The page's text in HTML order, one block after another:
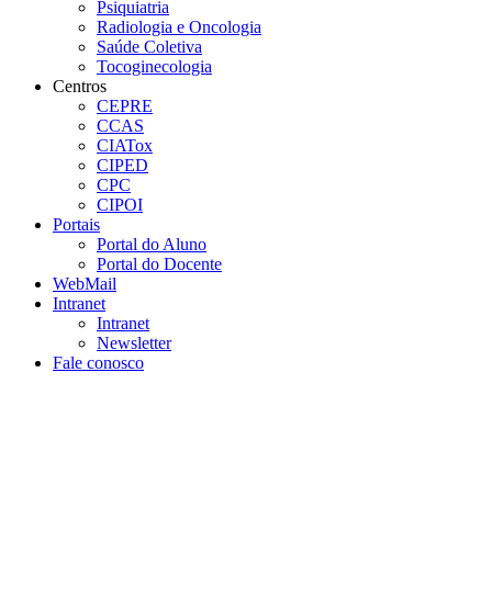
Psiquiatria
Radiologia e Oncologia
Saúde Coletiva
Tocoginecologia
Centros
CEPRE
CCAS
CIATox
CIPED
CPC
CIPOI
Portais
Portal do Aluno
Portal do Docente
WebMail
Intranet
Intranet
Newsletter
Fale conosco